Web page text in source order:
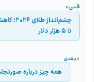
تا ۵ هزار دلار
همه چیز درباره